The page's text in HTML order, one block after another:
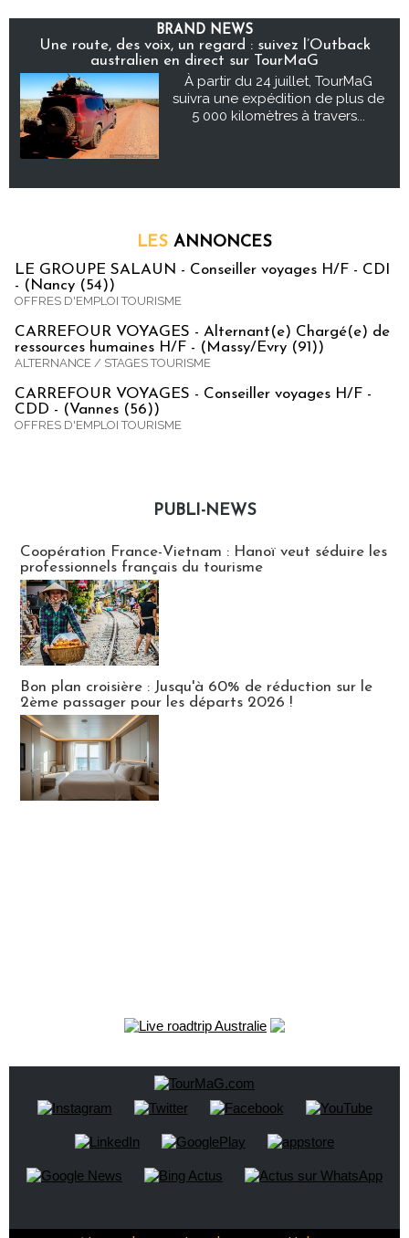
BRAND NEWS
Une route, des voix, un regard : suivez l’Outback
australien en direct sur TourMaG
À partir du 24 juillet, TourMaG
suivra une expédition de plus de
5 000 kilomètres à travers...
LES ANNONCES
LE GROUPE SALAUN - Conseiller voyages H/F - CDI
- (Nancy (54))
OFFRES D'EMPLOI TOURISME
CARREFOUR VOYAGES - Alternant(e) Chargé(e) de
ressources humaines H/F - (Massy/Evry (91))
ALTERNANCE / STAGES TOURISME
CARREFOUR VOYAGES - Conseiller voyages H/F -
CDD - (Vannes (56))
OFFRES D'EMPLOI TOURISME
PUBLI-NEWS
Coopération France-Vietnam : Hanoï veut séduire les
professionnels français du tourisme
Bon plan croisière : Jusqu'à 60% de réduction sur le
2ème passager pour les départs 2026 !